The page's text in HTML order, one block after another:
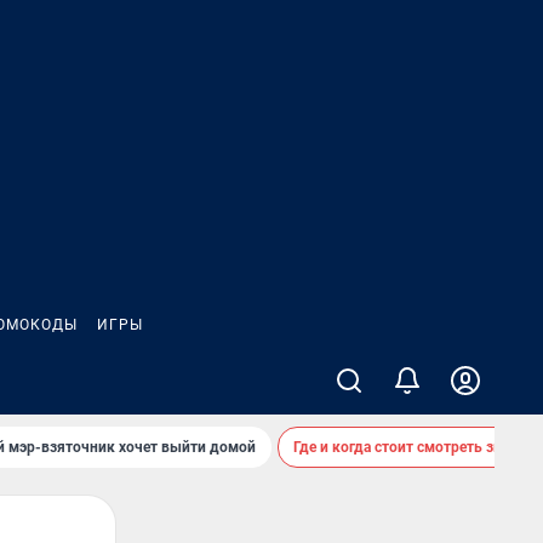
ИГРЫ
мэр-взяточник хочет выйти домой Где и когда стоит смотреть